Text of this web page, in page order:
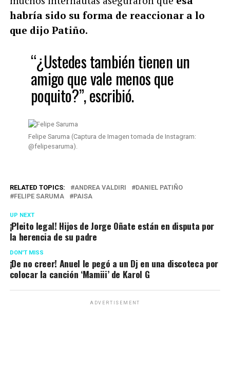
habría sido su forma de reaccionar a lo
que dijo Patiño.
“¿Ustedes también tienen un
amigo que vale menos que
poquito?”, escribió.
Felipe Saruma (Captura de Imagen tomada de Instagram:
@felipesaruma).
RELATED TOPICS: ANDREA VALDIRI
DANIEL PATIÑO
FELIPE SARUMA
PAISA
UP NEXT
¡Pleito legal! Hijos de Jorge Oñate están en disputa por
la herencia de su padre
DON'T MISS
¡De no creer! Anuel le pegó a un Dj en una discoteca por
colocar la canción ‘Mamiii’ de Karol G
ADVERTISEMENT